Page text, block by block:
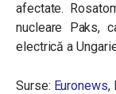
afectate.
nucleare Paks,
electrică a
Surse: Euronews,